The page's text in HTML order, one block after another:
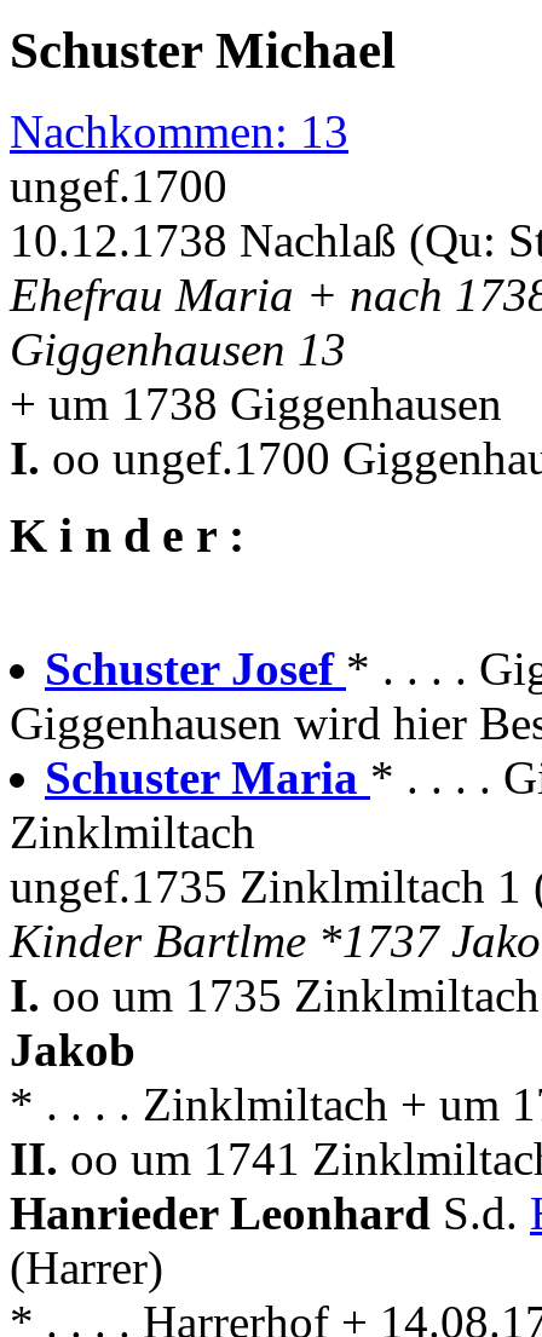
Schuster Michael
Nachkommen: 13
ungef.1700
10.12.1738 Nachlaß (Qu:
Ehefrau Maria + nach
Giggenhausen 13
+ um 1738 Giggenhausen
I. oo ungef.1700
K i n d e r :
Schuster Josef * . . . .
Giggenhausen wird hier
Schuster Maria * . . . .
Zinklmiltach
ungef.1735 Zinklmiltach 1
Kinder Bartlme *1737
I. oo um 1735
Jakob
* . . . . Zinklmiltach + um
II. oo um 1741
Hanrieder Leonhard S.d.
(Harrer)
* . . . . Harrerhof +